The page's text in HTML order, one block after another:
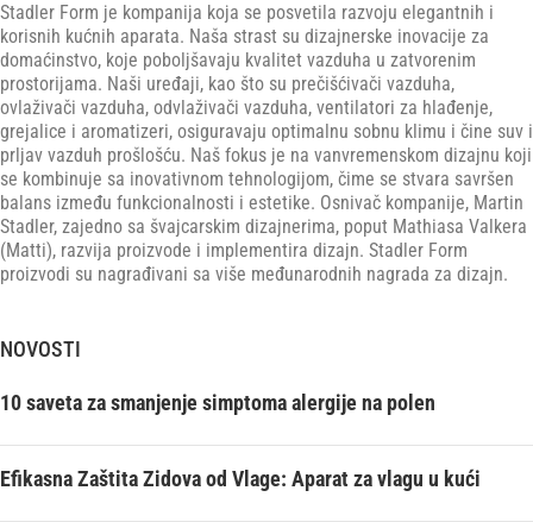
Stadler Form je kompanija koja se posvetila razvoju elegantnih i
korisnih kućnih aparata. Naša strast su dizajnerske inovacije za
domaćinstvo, koje poboljšavaju kvalitet vazduha u zatvorenim
prostorijama. Naši uređaji, kao što su prečišćivači vazduha,
ovlaživači vazduha, odvlaživači vazduha, ventilatori za hlađenje,
grejalice i aromatizeri, osiguravaju optimalnu sobnu klimu i čine suv i
prljav vazduh prošlošću. Naš fokus je na vanvremenskom dizajnu koji
se kombinuje sa inovativnom tehnologijom, čime se stvara savršen
balans između funkcionalnosti i estetike. Osnivač kompanije, Martin
Stadler, zajedno sa švajcarskim dizajnerima, poput Mathiasa Valkera
(Matti), razvija proizvode i implementira dizajn. Stadler Form
proizvodi su nagrađivani sa više međunarodnih nagrada za dizajn.
NOVOSTI
10 saveta za smanjenje simptoma alergije na polen
Efikasna Zaštita Zidova od Vlage: Aparat za vlagu u kući